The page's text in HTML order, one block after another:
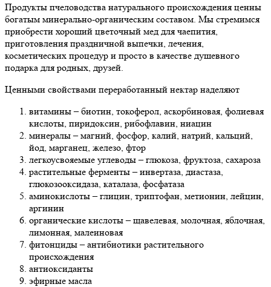
Продукты пчеловодства натурального происхождения ценны
богатым минерально-органическим составом. Мы стремимся
приобрести хороший цветочный мед для чаепития,
приготовления праздничной выпечки, лечения,
косметических процедур и просто в качестве душевного
подарка для родных, друзей.
Ценными свойствами переработанный нектар наделяют
витамины – биотин, токоферол, аскорбиновая, фолиевая
кислоты, пиридоксин, рибофлавин, ниацин
минералы – магний, фосфор, калий, натрий, кальций,
йод, марганец, железо, фтор
легкоусвояемые углеводы – глюкоза, фруктоза, сахароза
растительные ферменты – инвертаза, диастаза,
глюкозооксидаза, каталаза, фосфатаза
аминокислоты – глицин, триптофан, метионин, лейцин,
аргинин
органические кислоты – щавелевая, молочная, яблочная,
лимонная, малеиновая
фитонциды – антибиотики растительного
происхождения
антиоксиданты
эфирные масла